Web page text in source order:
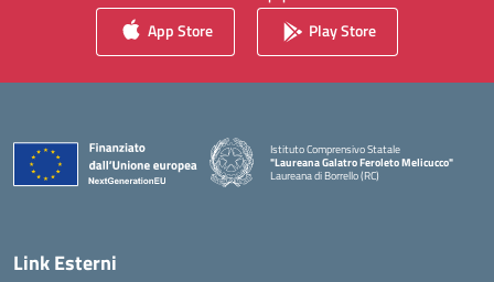
App Store Play Store
Istituto Comprensivo Statale
"Laureana Galatro Feroleto Melicucco"
Laureana di Borrello (RC)
Link Esterni